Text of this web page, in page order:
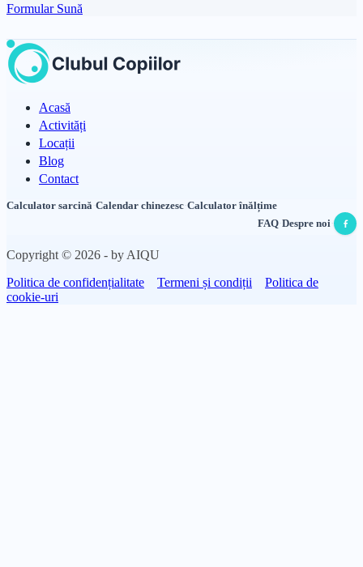
Formular Sună
Acasă
Activități
Locații
Blog
Contact
Calculator sarcină ·Calendar chinezesc·Calculator înălțime
FAQ·Despre noi ·
Copyright © 2026 - by AIQU
Politica de confidențialitate
Termeni și condiții
Politica de
cookie-uri